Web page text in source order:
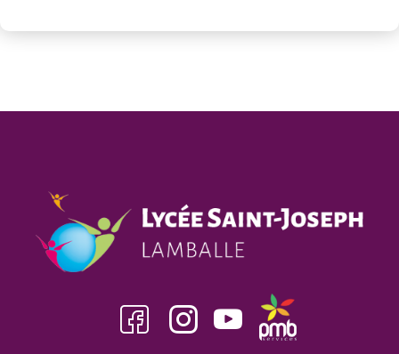
Facebook insta youtube pmb